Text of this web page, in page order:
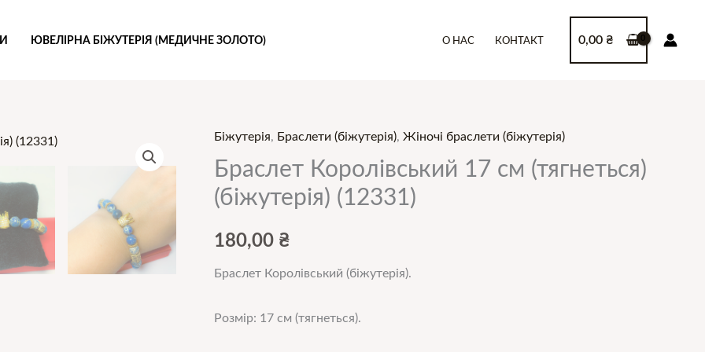
ЮВЕЛІРНА БІЖУТЕРІЯ (МЕДИЧНЕ ЗОЛОТО) О НАС КОНТАКТ 0,00 ₴
Біжутерія, Браслети (біжутерія), Жіночі браслети (біжутерія)
Браслет Королівський 17 см (тягнеться)
(біжутерія) (12331)
180,00 ₴
Браслет Королівський (біжутерія).
Розмір: 17 см (тягнеться).
Браслет
Королівський
17
см
(тягнеться)
(12331)